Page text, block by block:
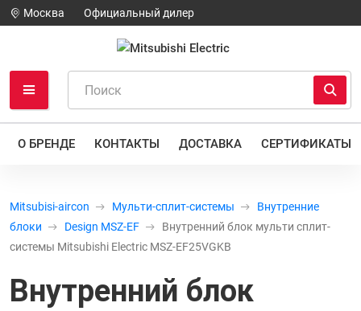
Москва Официальный дилер
О БРЕНДЕ КОНТАКТЫ ДОСТАВКА СЕРТИФИКАТЫ
Mitsubisi-aircon Мульти-сплит-системы
Внутренние
блоки
Design MSZ-EF
Внутренний блок мульти сплит-
системы Mitsubishi Electric MSZ-EF25VGKB
Внутренний блок